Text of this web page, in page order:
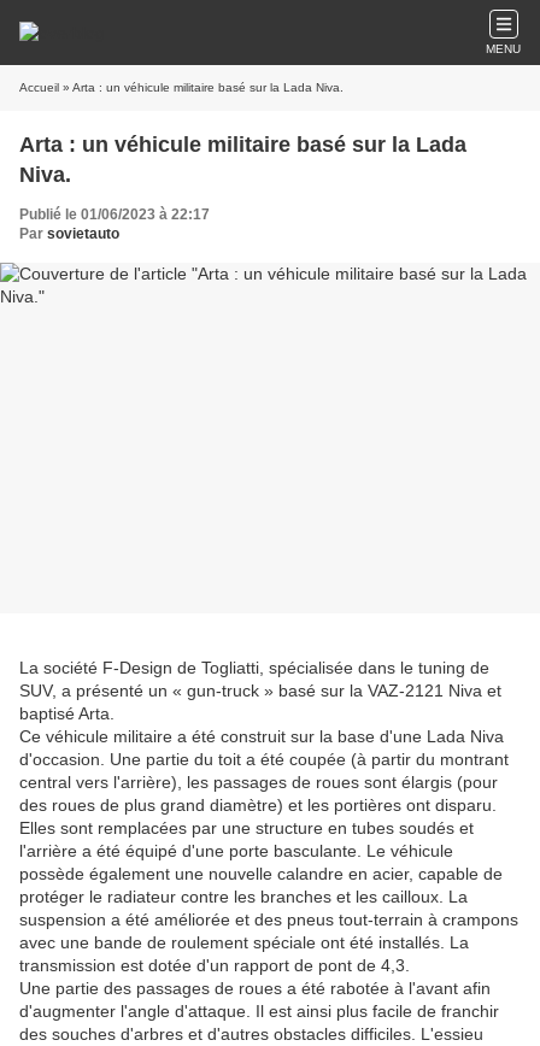
MENU
Accueil » Arta : un véhicule militaire basé sur la Lada Niva.
Arta : un véhicule militaire basé sur la Lada
Niva.
Publié le 01/06/2023 à 22:17
Par sovietauto
La société F-Design de Togliatti, spécialisée dans le tuning de
SUV, a présenté un « gun-truck » basé sur la VAZ-2121 Niva et
baptisé Arta.
Ce véhicule militaire a été construit sur la base d'une Lada Niva
d'occasion. Une partie du toit a été coupée (à partir du montrant
central vers l'arrière), les passages de roues sont élargis (pour
des roues de plus grand diamètre) et les portières ont disparu.
Elles sont remplacées par une structure en tubes soudés et
l'arrière a été équipé d'une porte basculante. Le véhicule
possède également une nouvelle calandre en acier, capable de
protéger le radiateur contre les branches et les cailloux. La
suspension a été améliorée et des pneus tout-terrain à crampons
avec une bande de roulement spéciale ont été installés. La
transmission est dotée d'un rapport de pont de 4,3.
Une partie des passages de roues a été rabotée à l'avant afin
d'augmenter l'angle d'attaque. Il est ainsi plus facile de franchir
des souches d'arbres et d'autres obstacles difficiles. L'essieu